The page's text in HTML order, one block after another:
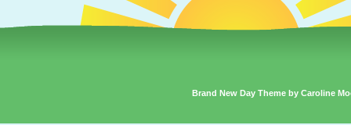
Brand New Day Theme by Caroline